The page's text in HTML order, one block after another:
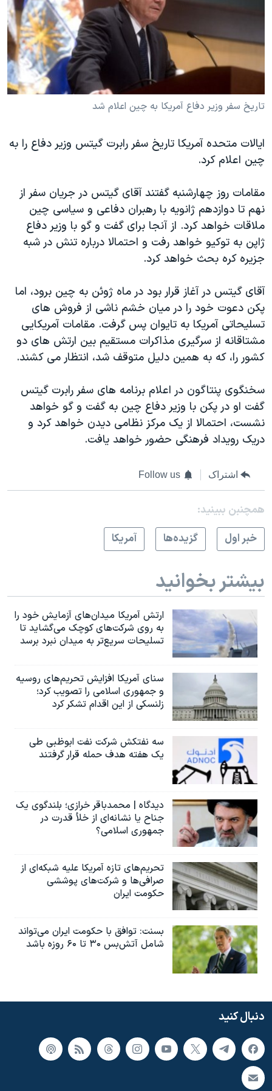
حقوق شهروندی
اقتصادی
اسرائیل در جنگ
آرشیو پخش زنده
انتخابات ریاست جمهوری آمریکا ۲۰۲۴
حمله جمهوری اسلامی به اسرائیل
ورزش زنان در ایران
مجموعه مستندهای دادخواهی
تریبونال مردمی آبان ۹۸
دادگاه حمید نوری
چهل سال گروگان‌گیری
قانون شفافیت دارائی کادر رهبری ایران
اعتراضات مردمی آبان ۹۸
نرگس محمدی برنده جایزه نوبل صلح
همایش محافظه‌کاران آمریکا «سی‌پک»
صفحه‌های ویژه
سفر پرزیدنت ترامپ به چین
زبانهای مختلف
تاریخ سفر وزیر دفاع آمریکا به چین اعلام شد
ایالات متحده آمریکا تاریخ سفر رابرت گیتس وزیر دفاع را به
چین اعلام کرد.
مقامات روز چهارشنبه گفتند آقای گیتس در جریان سفر از
نهم تا دوازدهم ژانویه با رهبران دفاعی و سیاسی چین
ملاقات خواهد کرد. از آنجا برای گفت و گو با وزیر دفاع
ژاپن به توکیو خواهد رفت و احتمالا درباره تنش در شبه
جزیره کره بحث خواهد کرد.
آقای گیتس در آغاز قرار بود در ماه ژوئن به چین برود، اما
پکن دعوت خود را در میان خشم ناشی از فروش های
تسلیحاتی آمریکا به تایوان پس گرفت. مقامات آمریکایی
مشتاقانه از سرگیری مذاکرات مستقیم بین ارتش های دو
کشور را، که به همین دلیل متوقف شد، انتظار می کشند.
سخنگوی پنتاگون در اعلام برنامه های سفر رابرت گیتس
گفت او در پکن با وزیر دفاع چین به گفت و گو خواهد
نشست، احتمالا از یک مرکز نظامی دیدن خواهد کرد و
دریک رویداد فرهنگی حضور خواهد یافت.
اشتراک Follow us
همچنبن ببینید:
خبر اول
گزيده‌ها آمريکا
بیشتر بخوانید
ارتش آمریکا میدان‌های آزمایش خود را
به روی شرکت‌های کوچک می‌گشاید تا
تسلیحات سریع‌تر به میدان نبرد برسد
سنای آمریکا افزایش تحریم‌های روسیه
و جمهوری اسلامی را تصویب کرد؛
زلنسکی از این اقدام تشکر کرد
سه نفتکش شرکت نفت ابوظبی طی
یک هفته هدف حمله قرار گرفتند
دیدگاه | محمدباقر خرازی؛ بلندگوی یک
جناح یا نشانه‌ای از خلأ قدرت در
جمهوری اسلامی؟
تحریم‌های تازه آمریکا علیه شبکه‌ای از
صرافی‌ها و شرکت‌های پوششی
حکومت ایران
بسنت: توافق با حکومت ایران می‌تواند
شامل آتش‌بس ۳۰ تا ۶۰ روزه باشد
دنبال کنید